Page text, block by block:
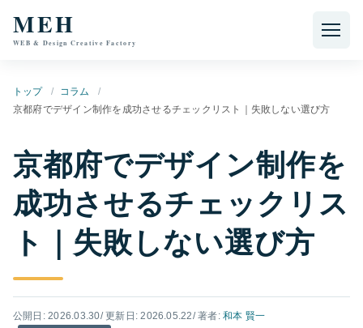
MEH
WEB & Design Creative Factory
トップ
コラム
京都府でデザイン制作を成功させるチェックリスト｜失敗しない選び方
京都府でデザイン制作を
成功させるチェックリス
ト｜失敗しない選び方
公開日: 2026.03.30/ 更新日: 2026.05.22/ 著者:和本 賢一